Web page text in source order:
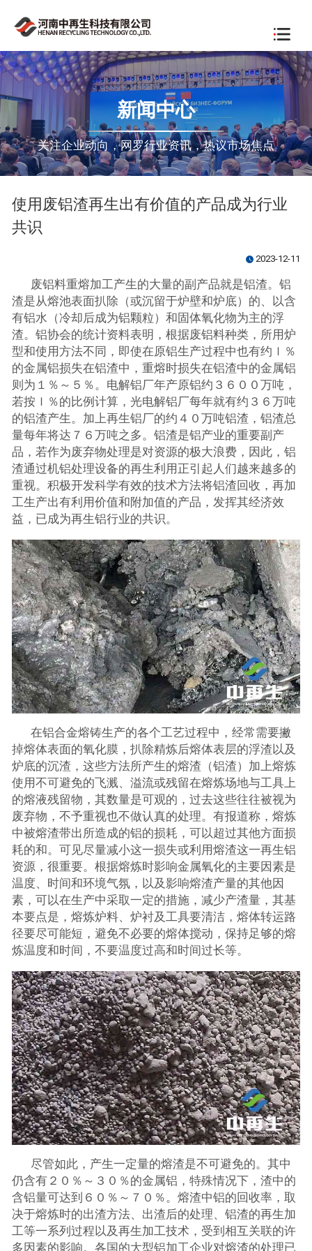
新闻中心
关注企业动向，网罗行业资讯，热议市场焦点
使用废铝渣再生出有价值的产品成为行业
共识
watch_later 2023-12-11
废铝料重熔加工产生的大量的副产品就是铝渣。铝
渣是从熔池表面扒除（或沉留于炉壁和炉底）的、以含
有铝水（冷却后成为铝颗粒）和固体氧化物为主的浮
渣。铝协会的统计资料表明，根据废铝料种类，所用炉
型和使用方法不同，即使在原铝生产过程中也有约ｌ％
的金属铝损失在铝渣中，重熔时损失在铝渣中的金属铝
则为１％～５％。电解铝厂年产原铝约３６００万吨，
若按ｌ％的比例计算，光电解铝厂每年就有约３６万吨
的铝渣产生。加上再生铝厂的约４０万吨铝渣，铝渣总
量每年将达７６万吨之多。铝渣是铝产业的重要副产
品，若作为废弃物处理是对资源的极大浪费，因此，铝
渣通过机铝处理设备的再生利用正引起人们越来越多的
重视。积极开发科学有效的技术方法将铝渣回收，再加
工生产出有利用价值和附加值的产品，发挥其经济效
益，已成为再生铝行业的共识。
在铝合金熔铸生产的各个工艺过程中，经常需要撇
掉熔体表面的氧化膜，扒除精炼后熔体表层的浮渣以及
炉底的沉渣，这些方法所产生的熔渣（铝渣）加上熔炼
使用不可避免的飞溅、溢流或残留在熔炼场地与工具上
的熔液残留物，其数量是可观的，过去这些往往被视为
废弃物，不予重视也不做认真的处理。有报道称，熔炼
中被熔渣带出所造成的铝的损耗，可以超过其他方面损
耗的和。可见尽量减小这一损失或利用熔渣这一再生铝
资源，很重要。根据熔炼时影响金属氧化的主要因素是
温度、时间和环境气氛，以及影响熔渣产量的其他因
素，可以在生产中采取一定的措施，减少产渣量，其基
本要点是，熔炼炉料、炉衬及工具要清洁，熔体转运路
径要尽可能短，避免不必要的熔体搅动，保持足够的熔
炼温度和时间，不要温度过高和时间过长等。
尽管如此，产生一定量的熔渣是不可避免的。其中
仍含有２０％～３０％的金属铝，特殊情况下，渣中的
含铝量可达到６０％～７０％。熔渣中铝的回收率，取
决于熔炼时的出渣方法、出渣后的处理、铝渣的再生加
工等一系列过程以及再生加工技术，受到相互关联的许
多因素的影响。各国的大型铝加工企业对熔渣的处理已